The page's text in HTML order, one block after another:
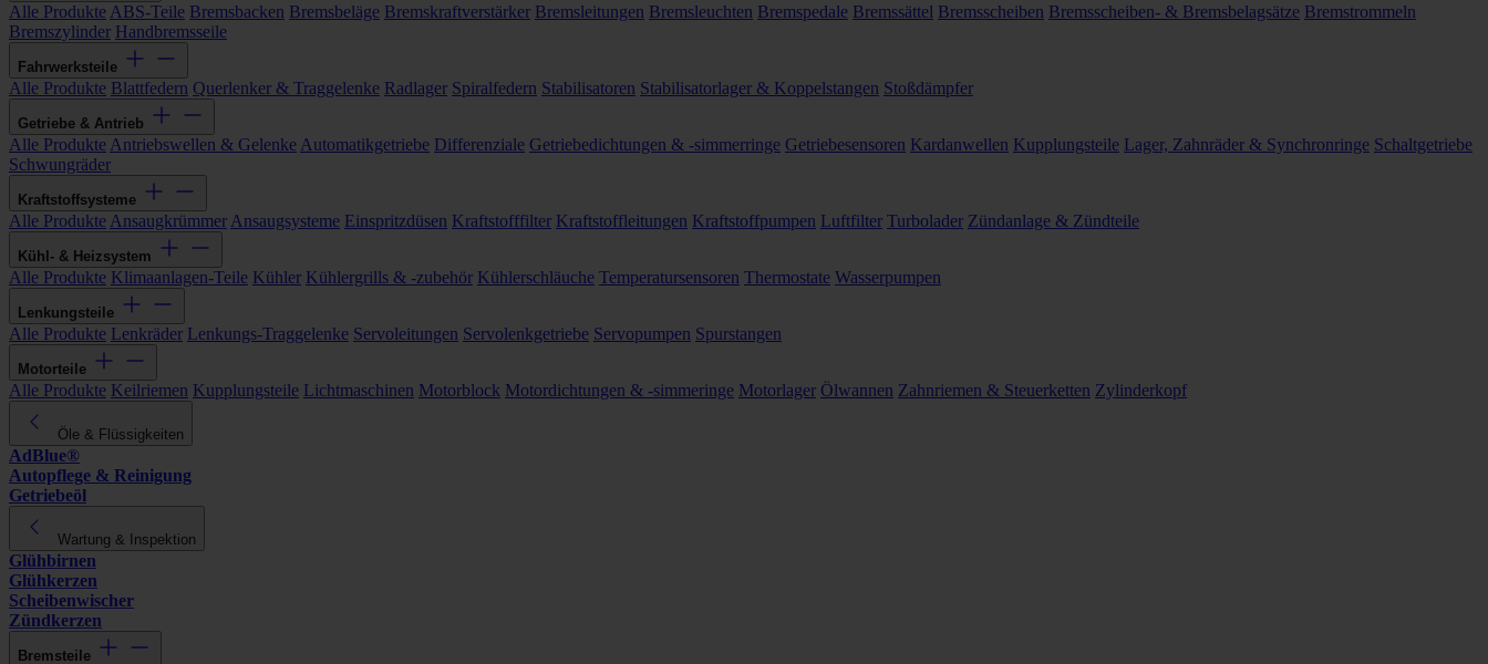
Alle Produkte ABS-Teile Bremsbacken Bremsbeläge Bremskraftverstärker Bremsleitungen Bremsleuchten Bremspedale Bremssättel Bremsscheiben Bremsscheiben- & Bremsbelagsätze Bremstrommeln
Bremszylinder Handbremsseile
Fahrwerksteile
Alle Produkte Blattfedern Querlenker & Traggelenke Radlager Spiralfedern Stabilisatoren Stabilisatorlager & Koppelstangen Stoßdämpfer
Getriebe & Antrieb
Alle Produkte Antriebswellen & Gelenke Automatikgetriebe Differenziale Getriebedichtungen & -simmerringe Getriebesensoren Kardanwellen Kupplungsteile Lager, Zahnräder & Synchronringe Schaltgetriebe
Schwungräder
Kraftstoffsysteme
Alle Produkte Ansaugkrümmer Ansaugsysteme Einspritzdüsen Kraftstofffilter Kraftstoffleitungen Kraftstoffpumpen Luftfilter Turbolader Zündanlage & Zündteile
Kühl- & Heizsystem
Alle Produkte Klimaanlagen-Teile Kühler Kühlergrills & -zubehör Kühlerschläuche Temperatursensoren Thermostate Wasserpumpen
Lenkungsteile
Alle Produkte Lenkräder Lenkungs-Traggelenke Servoleitungen Servolenkgetriebe Servopumpen Spurstangen
Motorteile
Alle Produkte Keilriemen Kupplungsteile Lichtmaschinen Motorblock Motordichtungen & -simmeringe Motorlager Ölwannen Zahnriemen & Steuerketten Zylinderkopf
Öle & Flüssigkeiten
AdBlue®
Autopflege & Reinigung
Getriebeöl
Wartung & Inspektion
Glühbirnen
Glühkerzen
Scheibenwischer
Zündkerzen
Bremsteile